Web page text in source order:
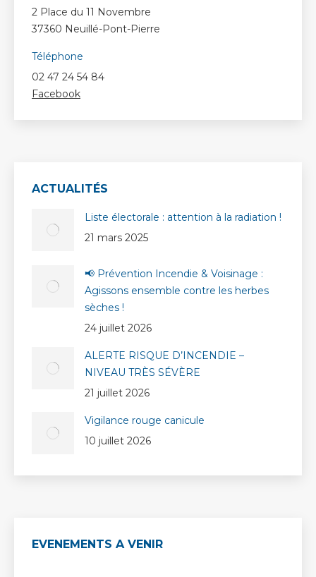
2 Place du 11 Novembre
37360 Neuillé-Pont-Pierre
Téléphone
02 47 24 54 84
Facebook
ACTUALITÉS
Liste électorale : attention à la radiation !
21 mars 2025
📢 Prévention Incendie & Voisinage :
Agissons ensemble contre les herbes
sèches !
24 juillet 2026
ALERTE RISQUE D’INCENDIE –
NIVEAU TRÈS SÉVÈRE
21 juillet 2026
Vigilance rouge canicule
10 juillet 2026
EVENEMENTS A VENIR